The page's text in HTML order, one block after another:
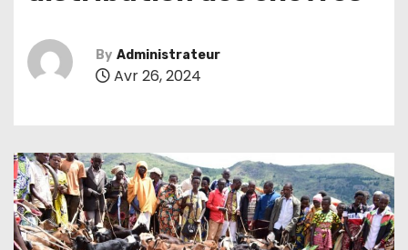
By Administrateur
Avr 26, 2024